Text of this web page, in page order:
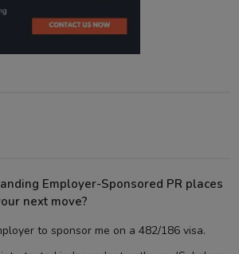
Employer-Sponsored PR places
next move?
to sponsor me on a 482/186 visa.